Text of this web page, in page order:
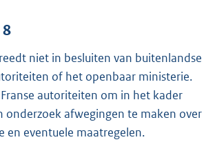
niet in besluiten van buitenlandse
of het openbaar ministerie.
autoriteiten om in het kader
onderzoek afwegingen te maken over
en eventuele maatregelen.